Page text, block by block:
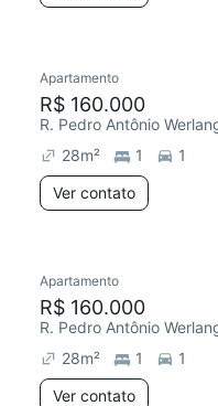
Apartamento
R$ 160.000
R. Pedro Antônio
28m² 1
1
Ver contato
Apartamento
R$ 160.000
R. Pedro Antônio
28m² 1
1
Ver contato